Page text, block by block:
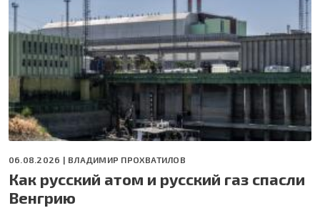
06.08.2026 | ВЛАДИМИР ПРОХВАТИЛОВ
Как русский атом и русский газ спасли
Венгрию